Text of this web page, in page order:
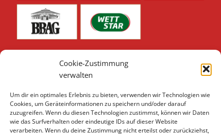
Cookie-Zustimmung
verwalten
Um dir ein optimales Erlebnis zu bieten, verwenden wir Technologien wie
Cookies, um Geräteinformationen zu speichern und/oder darauf
zuzugreifen. Wenn du diesen Technologien zustimmst, können wir Daten
wie das Surfverhalten oder eindeutige IDs auf dieser Website
verarbeiten. Wenn du deine Zustimmung nicht erteilst oder zurückziehst,
Unsere weiteren Sponsoren & Partner finden Sie hier:
Sponsoren & Partner 2026